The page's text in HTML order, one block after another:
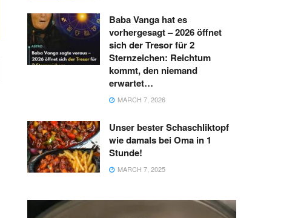
Baba Vanga hat es
vorhergesagt – 2026 öffnet
sich der Tresor für 2
Sternzeichen: Reichtum
kommt, den niemand
erwartet…
MARCH 7, 2026
Unser bester Schaschliktopf
wie damals bei Oma in 1
Stunde!
MARCH 7, 2025